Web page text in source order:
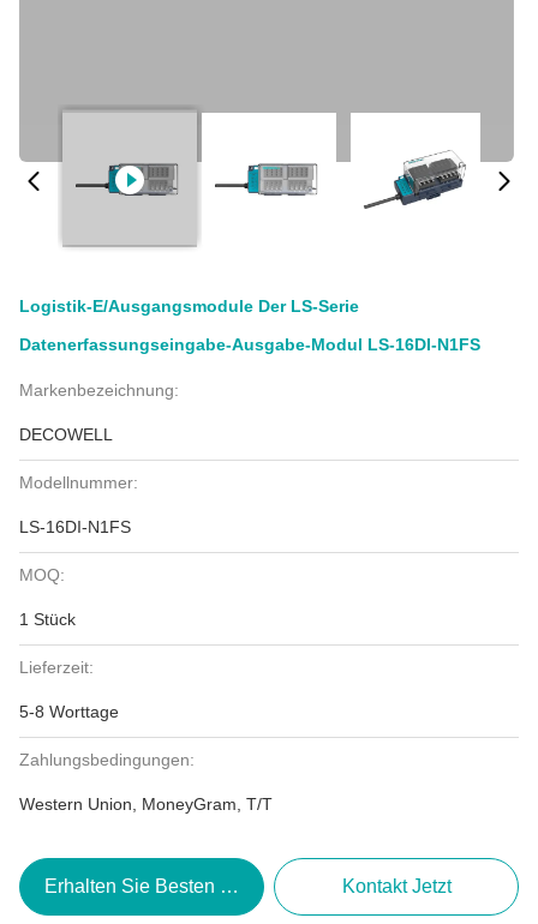
Logistik-E/Ausgangsmodule Der LS-Serie
Datenerfassungseingabe-Ausgabe-Modul LS-16DI-N1FS
Markenbezeichnung:
DECOWELL
Modellnummer:
LS-16DI-N1FS
MOQ:
1 Stück
Lieferzeit:
5-8 Worttage
Zahlungsbedingungen:
Western Union, MoneyGram, T/T
Erhalten Sie Besten Preis Kontakt Jetzt